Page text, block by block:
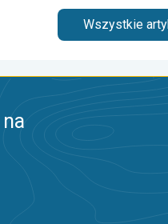
Wszystkie